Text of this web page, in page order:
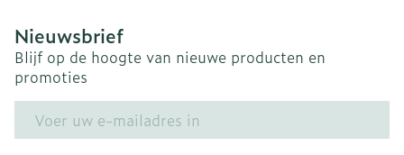
Nieuwsbrief
Blijf op de hoogte van nieuwe producten en
promoties